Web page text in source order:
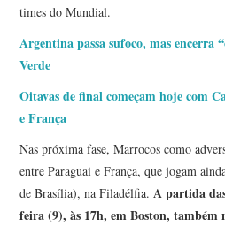
times do Mundial.
Argentina passa sufoco, mas encerra
Verde
Oitavas de final começam hoje com
e França
Nas próxima fase, Marrocos como
entre Paraguai e França, que jogam
de Brasília), na Filadélfia.A partida
feira (9), às 17h, em Boston, também